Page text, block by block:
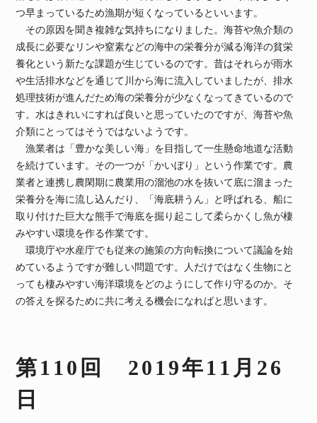
つ早まっているため漁期が短くなっているといいます。
その原因を聞き複雑な気持ちになりました。海苔や魚介類の
成長に必要なリンや窒素などの海中の栄養分が減る海洋の貧栄
養化という新たな課題が生じているのです。昔はそれらが雨水
や生活排水などを通じて川から海に流入していましたが、排水
処理技術が進んだため海の栄養分が少なくなってきているので
す。水はきれいにすれば良いと思っていたのですが、海苔や魚
介類にとってはそうではないようです。
漁業者は「豊かな美しい海」を目指して一生懸命地道な活動
を続けています。その一つが「かいぼり」という作業です。農
業者と連携し農閑期に農業用の溜池の水を抜いて底に溜まった
栄養分を海に流し込んだり、「海底耕うん」と呼ばれる、船に
取り付けた巨大な熊手で海底を掘り起こして柔らかくし魚が棲
みやすい環境を作る作業です。
環境庁や水産庁でも従来の施策の方向転換について議論を始
めているようですが難しい問題です。人だけではなく生物にと
っても棲みやすい海洋環境をどのようにして作り守るのか。そ
の答えを探るために共に考える機会になればと思います。
第110回 2019年11月26
日